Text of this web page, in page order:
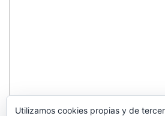
Utilizamos cookies propias y de